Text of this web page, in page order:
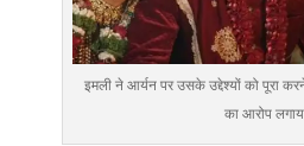
इमली ने आर्यन पर उसके उद्देश्यों को पूरा
का आरोप